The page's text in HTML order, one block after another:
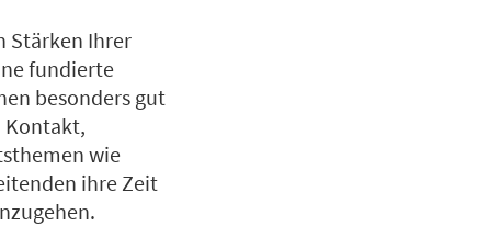
Stärken Ihrer
fundierte
besonders gut
Kontakt,
wie
ihre Zeit